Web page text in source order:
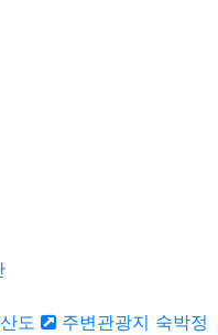
도 주변관광지 숙박정